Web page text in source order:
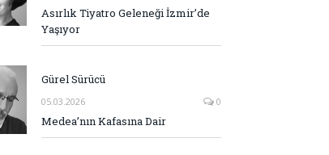
Asırlık Tiyatro Geleneği İzmir’de
Yaşıyor
Gürel Sürücü
05.03.2026 0
Medea’nın Kafasına Dair